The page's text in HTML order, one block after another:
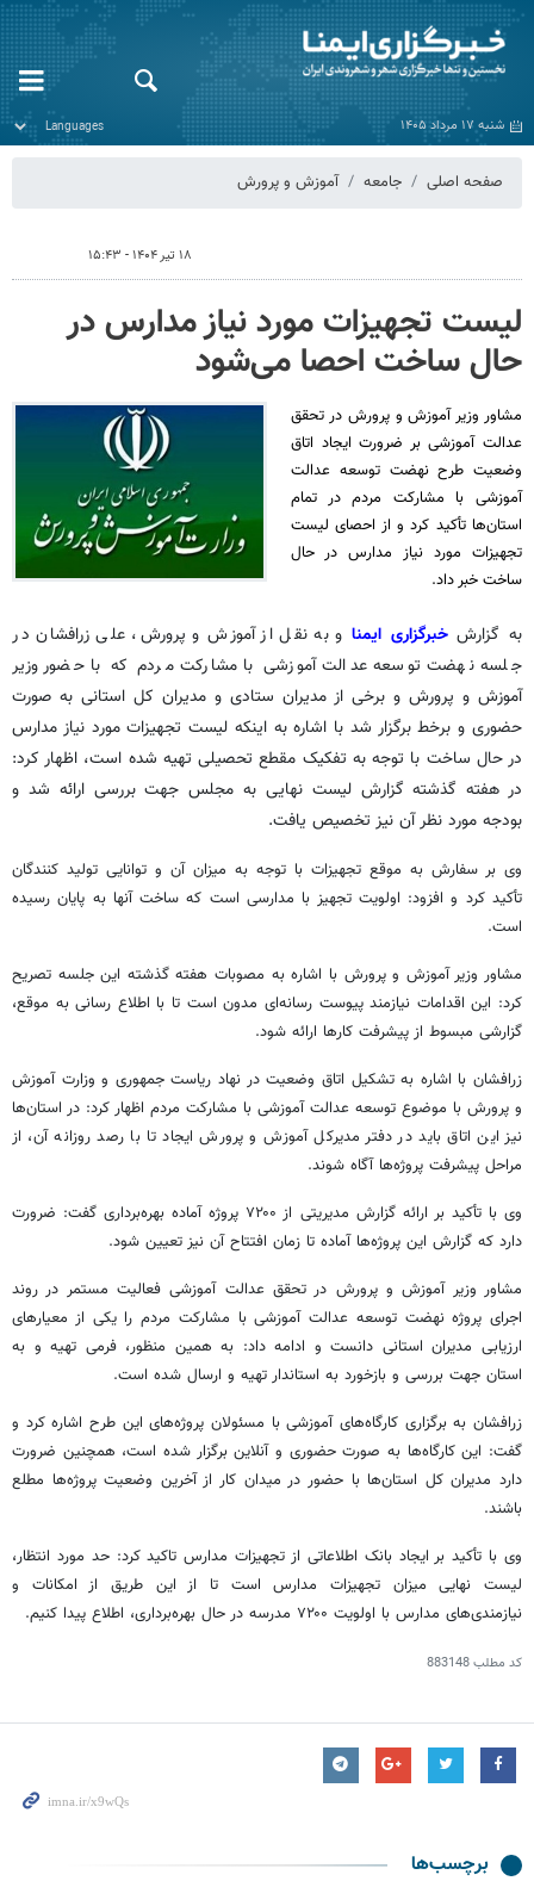
شنبه ۱۷ مرداد ۱۴۰۵
صفحه اصلی جامعه آموزش و پرورش
۱۸ تیر ۱۴۰۴ - ۱۵:۴۳
لیست تجهیزات مورد نیاز مدارس در
حال ساخت احصا می‌شود
مشاور وزیر آموزش و پرورش در تحقق
عدالت آموزشی بر ضرورت ایجاد اتاق
وضعیت طرح نهضت توسعه عدالت
آموزشی با مشارکت مردم در تمام
استان‌ها تأکید کرد و از احصای لیست
تجهیزات مورد نیاز مدارس در حال
ساخت خبر داد.
به گزارشخبرگزاری ایمنا و به نقل از آموزش و پرورش، علی زرافشان در
جلسه نهضت توسعه عدالت آموزشی با مشارکت مردم که با حضور وزیر
آموزش و پرورش و برخی از مدیران ستادی و مدیران کل استانی به صورت
حضوری و برخط برگزار شد با اشاره به اینکه لیست تجهیزات مورد نیاز مدارس
در حال ساخت با توجه به تفکیک مقطع تحصیلی تهیه شده است، اظهار کرد:
در هفته گذشته گزارش لیست نهایی به مجلس جهت بررسی ارائه شد و
بودجه مورد نظر آن نیز تخصیص یافت.
وی بر سفارش به موقع تجهیزات با توجه به میزان آن و توانایی تولید کنندگان
تأکید کرد و افزود: اولویت تجهیز با مدارسی است که ساخت آنها به پایان رسیده
است.
مشاور وزیر آموزش و پرورش با اشاره به مصوبات هفته گذشته این جلسه تصریح
کرد: این اقدامات نیازمند پیوست رسانه‌ای مدون است تا با اطلاع رسانی به موقع،
گزارشی مبسوط از پیشرفت کارها ارائه شود.
زرافشان با اشاره به تشکیل اتاق وضعیت در نهاد ریاست جمهوری و وزارت آموزش
و پرورش با موضوع توسعه عدالت آموزشی با مشارکت مردم اظهار کرد: در استان‌ها
نیز این اتاق باید در دفتر مدیرکل آموزش و پرورش ایجاد تا با رصد روزانه آن، از
مراحل پیشرفت پروژه‌ها آگاه شوند.
وی با تأکید بر ارائه گزارش مدیریتی از ۷۲۰۰ پروژه آماده بهره‌برداری گفت: ضرورت
دارد که گزارش این پروژه‌ها آماده تا زمان افتتاح آن نیز تعیین شود.
مشاور وزیر آموزش و پرورش در تحقق عدالت آموزشی فعالیت مستمر در روند
اجرای پروژه نهضت توسعه عدالت آموزشی با مشارکت مردم را یکی از معیارهای
ارزیابی مدیران استانی دانست و ادامه داد: به همین منظور، فرمی تهیه و به
استان جهت بررسی و بازخورد به استاندار تهیه و ارسال شده است.
زرافشان به برگزاری کارگاه‌های آموزشی با مسئولان پروژه‌های این طرح اشاره کرد و
گفت: این کارگاه‌ها به صورت حضوری و آنلاین برگزار شده است، همچنین ضرورت
دارد مدیران کل استان‌ها با حضور در میدان کار از آخرین وضعیت پروژه‌ها مطلع
باشند.
وی با تأکید بر ایجاد بانک اطلاعاتی از تجهیزات مدارس تاکید کرد: حد مورد انتظار،
لیست نهایی میزان تجهیزات مدارس است تا از این طریق از امکانات و
نیازمندی‌های مدارس با اولویت ۷۲۰۰ مدرسه در حال بهره‌برداری، اطلاع پیدا کنیم.
کد مطلب883148
برچسب‌ها